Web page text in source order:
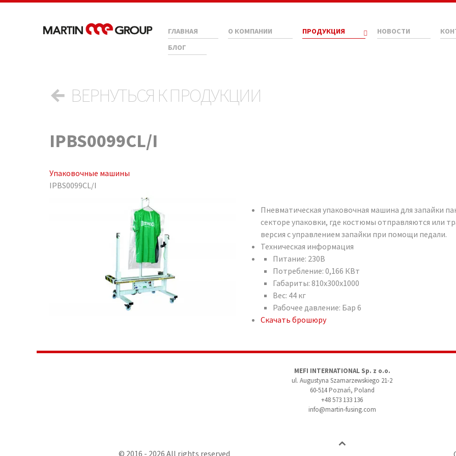
ГЛАВНАЯ О КОМПАНИИ ПРОДУКЦИЯ НОВОСТИ
БЛОГ
← ВЕРНУТЬСЯ К ПРОДУКЦИИ
IPBS0099CL/I
Упаковочные машины
IPBS0099CL/I
Пневматическая упаковочная машина для запайки
секторе упаковки, где костюмы отправляются или
версия с управлением запайки при помощи педали.
Техническая информация
Питание: 230В
Потребление: 0,166 КВт
Габариты: 810x300x1000
Вес: 44 кг
Рабочее давление: Бар 6
Скачать брошюру
MEFI INTERNATIONAL Sp. z o.o.
ul. Augustyna Szamarzewskiego 21-2
60-514 Poznań, Poland
+48 573 133 136
info@martin-fusing.com
© 2016 - 2026 All rights reserved